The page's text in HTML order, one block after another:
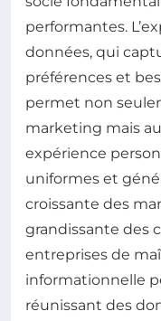
performantes.
données, qui
préférences et
permet non
marketing mais
expérience
uniformes et
croissante des
grandissante des
entreprises de
informationnelle
réunissant des